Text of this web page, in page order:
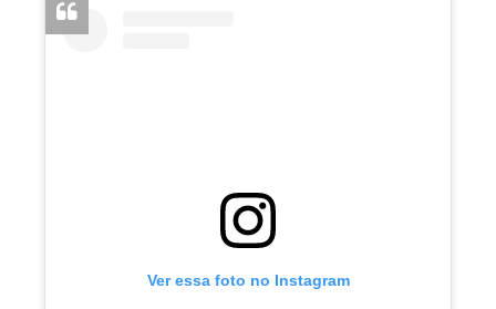
Ver essa foto no Instagram